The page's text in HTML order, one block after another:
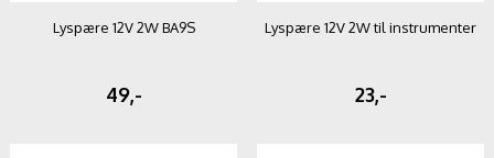
Lyspære 12V 2W BA9S
49,-
Lyspære 12V 2W til instrumenter
23,-